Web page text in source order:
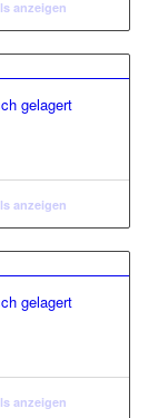
anzeigen
gelagert
anzeigen
gelagert
anzeigen